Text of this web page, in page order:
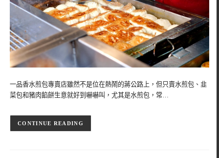
一品香水煎包專賣店雖然不是位在熱鬧的蔣公路上，但只賣水煎包、韭
菜包和豬肉餡餅生意就好到嚇嚇叫，尤其是水煎包，常…
CONTINUE READING